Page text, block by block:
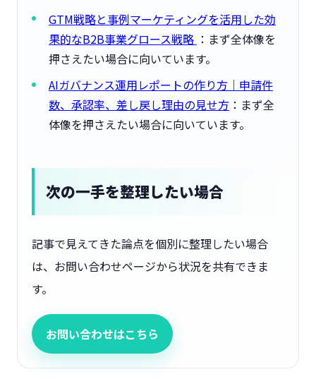
GTM戦略と事例マーケティングを活用した効
果的なB2B事業グロース戦略 ：まず全体像を
押さえたい場合に向いています。
AIガバナンス運用レポートの作り方｜申請件
数、承認率、差し戻し理由の見せ方 ：まず全
体像を押さえたい場合に向いています。
次の一手を整理したい場合
記事で見えてきた論点を個別に整理したい場合
は、お問い合わせページから状況を共有できま
す。
お問い合わせはこちら